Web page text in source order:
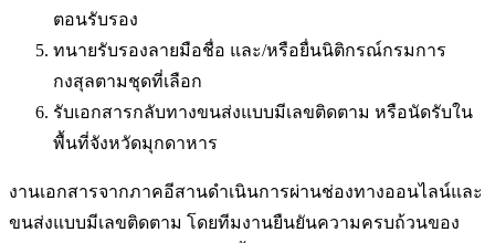
ตอนรับรอง
ทนายรับรองลายมือชื่อ และ/หรือยื่นนิติกรณ์กรมการ
กงสุลตามชุดที่เลือก
รับเอกสารกลับทางขนส่งแบบมีเลขติดตาม หรือนัดรับใน
พื้นที่จังหวัดมุกดาหาร
งานเอกสารจากภาคอีสานดำเนินการผ่านช่องทางออนไลน์และ
ขนส่งแบบมีเลขติดตาม โดยทีมงานยืนยันความครบถ้วนของ